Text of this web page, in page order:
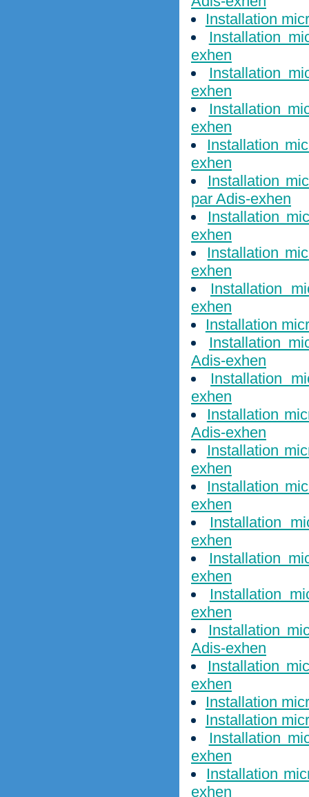
Installation
Installation
exhen
Installation
exhen
Installation
exhen
Installation
exhen
Installation
par Adis-exhen
Installation
exhen
Installation
exhen
Installation
exhen
Installation
Installation
Adis-exhen
Installation
exhen
Installation
Adis-exhen
Installation
exhen
Installation
exhen
Installation
exhen
Installation
exhen
Installation
exhen
Installation
Adis-exhen
Installation
exhen
Installation
Installation
Installation
exhen
Installation
exhen